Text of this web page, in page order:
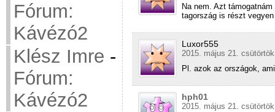
Fórum:
Kávézó2
Klész Imre -
Fórum:
Kávézó2
Na nem. Azt
tagország is részt
Luxor555
2015. május 21.
Pl. azok az országok,
hph01
2015. május 21.